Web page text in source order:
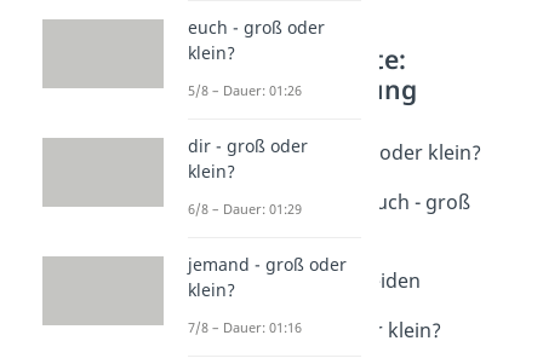
Weitere Inhalte:
Rechtschreibung
die anderen - groß oder klein?
Dauer: 01:43
du, dir, dich / ihr, euch - groß
Dauer: 01:56
Hallo ihr beiden/Beiden
Sie / sie - groß oder klein?
euch - groß oder
klein?
5/8 – Dauer: 01:26
dir - groß oder
klein?
6/8 – Dauer: 01:29
jemand - groß oder
klein?
7/8 – Dauer: 01:16